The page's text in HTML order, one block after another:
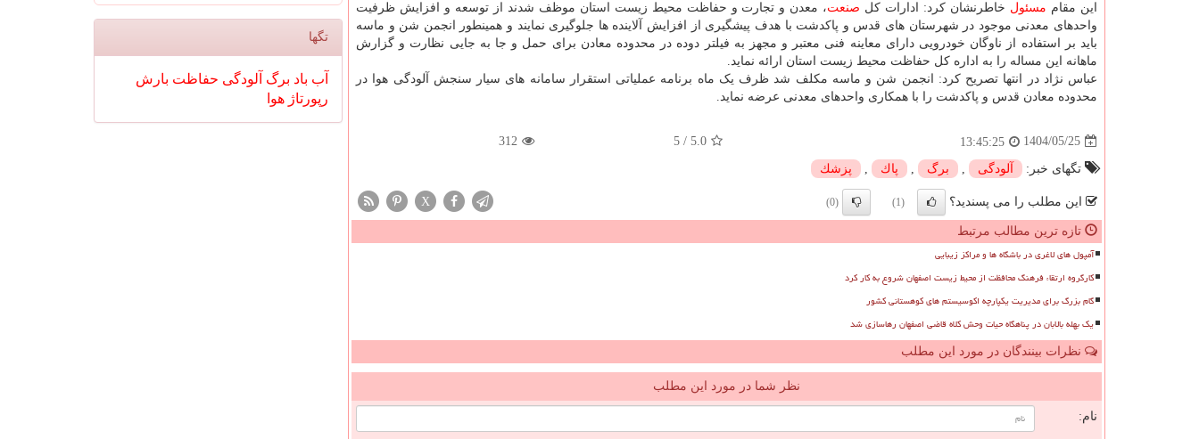
این مقام مسئول خاطرنشان کرد: ادارات کل صنعت، معدن و تجارت و حفاظت محیط زیست استان موظف شدند از توسعه و افزایش ظرفیت
واحدهای معدنی موجود در شهرستان های قدس و پاکدشت با هدف پیشگیری از افزایش آلاینده ها جلوگیری نمایند و همینطور انجمن شن و ماسه
باید بر استفاده از ناوگان خودرویی دارای معاینه فنی معتبر و مجهز به فیلتر دوده در محدوده معادن برای حمل و جا به جایی نظارت و گزارش
ماهانه این مساله را به اداره کل حفاظت محیط زیست استان ارائه نماید.
عباس نژاد در انتها تصریح کرد: انجمن شن و ماسه مکلف شد ظرف یک ماه برنامه عملیاتی استقرار سامانه های سیار سنجش آلودگی هوا در
محدوده معادن قدس و پاکدشت را با همکاری واحدهای معدنی عرضه نماید.
1404/05/25
13:45:25
5.0
/
5
312
تگهای خبر: آلودگی برگ پاك پزشك
این مطلب را می پسندید؟ (1)
(0)
X
تازه ترین مطالب مرتبط
آمپول های لاغری در باشگاه ها و مراکز زیبایی
کارگروه ارتقاء فرهنگ محافظت از محیط زیست اصفهان شروع به کار کرد
گام بزرگ برای مدیریت یکپارچه اکوسیستم های کوهستانی کشور
یک بهله بالابان در پناهگاه حیات وحش کلاه قاضی اصفهان رهاسازی شد
نظرات بینندگان در مورد این مطلب
نظر شما در مورد این مطلب
نام:
تگها
آب باد برگ آلودگی حفاظت بارش
رپورتاژ هوا